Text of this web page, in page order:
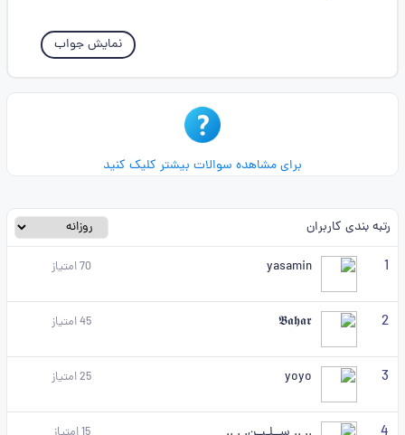
نمایش جواب
برای مشاهده سوالات بیشتر کلیک کنید
رتبه بندی کاربران
1
yasamin
70امتیاز
2
𝕭𝖆𝖍𝖆𝖗
45امتیاز
3
yoyo
25امتیاز